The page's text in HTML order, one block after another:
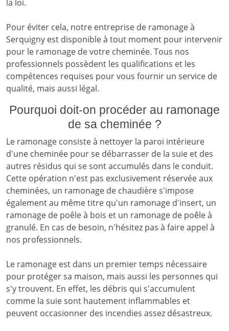
la loi.
Pour éviter cela, notre entreprise de ramonage à
Serquigny est disponible à tout moment pour intervenir
pour le ramonage de votre cheminée. Tous nos
professionnels possèdent les qualifications et les
compétences requises pour vous fournir un service de
qualité, mais aussi légal.
Pourquoi doit-on procéder au ramonage
de sa cheminée ?
Le ramonage consiste à nettoyer la paroi intérieure
d'une cheminée pour se débarrasser de la suie et des
autres résidus qui se sont accumulés dans le conduit.
Cette opération n'est pas exclusivement réservée aux
cheminées, un ramonage de chaudière s'impose
également au même titre qu'un ramonage d'insert, un
ramonage de poêle à bois et un ramonage de poêle à
granulé. En cas de besoin, n'hésitez pas à faire appel à
nos professionnels.
Le ramonage est dans un premier temps nécessaire
pour protéger sa maison, mais aussi les personnes qui
s'y trouvent. En effet, les débris qui s'accumulent
comme la suie sont hautement inflammables et
peuvent occasionner des incendies assez désastreux.